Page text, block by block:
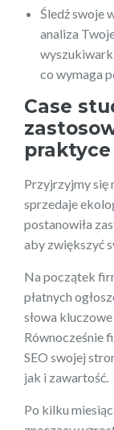
Śledź swoje
analiza
co wymaga
Case
Przyjrzyjmy się
sprzedaje
postanowiła
aby zwiększyć
Na początek
płatnych
słowa
Równocześnie
SEO swojej
jak i zawartość.
Po kilku